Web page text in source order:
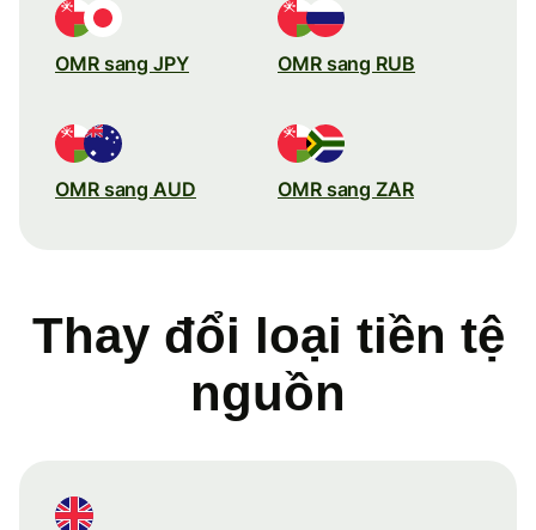
OMR sang JPY OMR sang RUB
OMR sang AUD OMR sang ZAR
Thay đổi loại tiền tệ
nguồn